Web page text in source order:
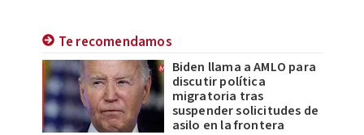
Te recomendamos
Biden llama a AMLO para
discutir política
migratoria tras
suspender solicitudes de
asilo en la frontera